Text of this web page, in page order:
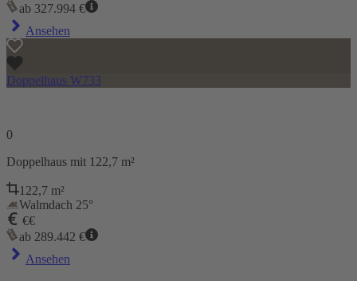
ab 327.994 €
Ansehen
Doppelhaus W733
0
Doppelhaus mit 122,7 m²
122,7 m²
Walmdach 25°
€€
ab 289.442 €
Ansehen